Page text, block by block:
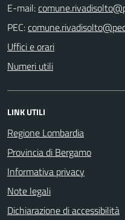
E-mail:
PEC:
Uffici e orari
Numeri utili
LINK UTILI
Regione Lombardia
Provincia di Bergamo
Informativa privacy
Note legali
Dichiarazione di accessibilità